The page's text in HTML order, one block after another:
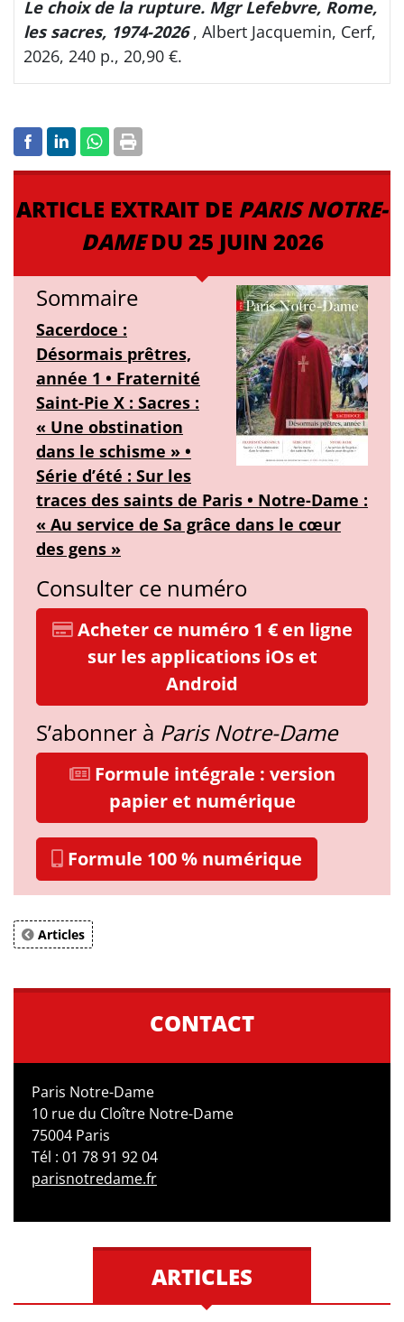
Le choix de la rupture. Mgr Lefebvre, Rome,
les sacres, 1974-2026 , Albert Jacquemin, Cerf,
2026, 240 p., 20,90 €.
ARTICLE EXTRAIT DE PARIS NOTRE-
DAMEDU 25 JUIN 2026
Sommaire
Sacerdoce :
Désormais prêtres,
année 1 • Fraternité
Saint-Pie X : Sacres :
« Une obstination
dans le schisme » •
Série d’été : Sur les
traces des saints de Paris • Notre-Dame :
« Au service de Sa grâce dans le cœur
des gens »
Consulter ce numéro
Acheter ce numéro 1 € en ligne
sur les applications iOs et
Android
S’abonner à Paris Notre-Dame
Formule intégrale : version
papier et numérique
Formule 100 % numérique
Articles
CONTACT
Paris Notre-Dame
10 rue du Cloître Notre-Dame
75004 Paris
Tél : 01 78 91 92 04
parisnotredame.fr
ARTICLES